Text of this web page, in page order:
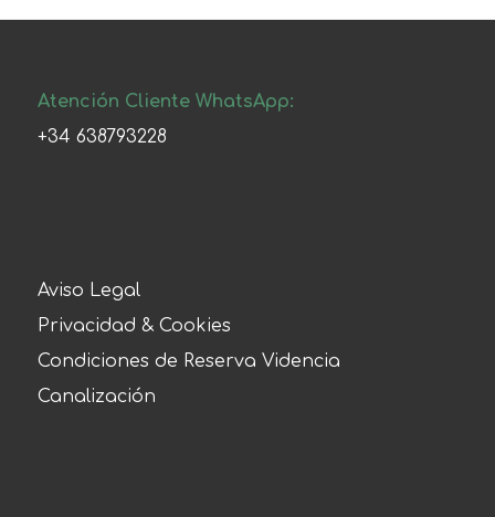
Atención Cliente WhatsApp:
+34 638793228
Aviso Legal
Privacidad & Cookies
Condiciones de Reserva Videncia
Canalización